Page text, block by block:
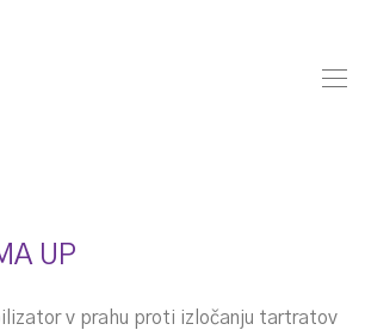
UP
v prahu proti izločanju tartratov